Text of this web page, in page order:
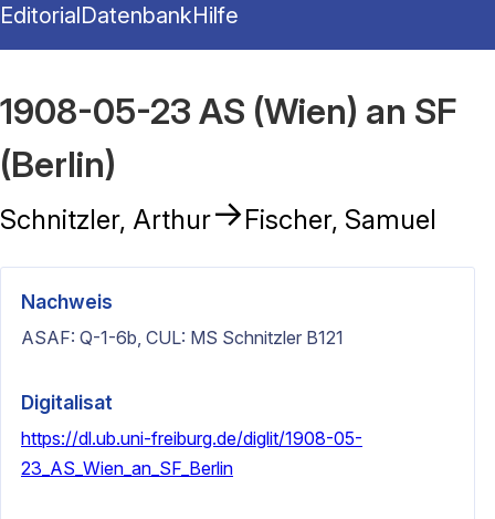
EditorialDatenbankHilfe
1908-05-23 AS (Wien) an SF
(Berlin)
Schnitzler, Arthur→Fischer, Samuel
Nachweis
ASAF: Q-1-6b, CUL: MS Schnitzler B121
Digitalisat
https://dl.ub.uni-freiburg.de/diglit/1908-05-
23_AS_Wien_an_SF_Berlin